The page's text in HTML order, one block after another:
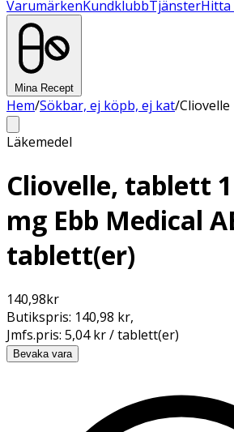
VarumärkenKundklubbTjänster
Mina Recept
Hem/Sökbar, ej köpb, ej kat/Cliovelle
Läkemedel
Cliovelle, tablett
mg Ebb Medical
tablett(er)
140,98kr
Butikspris: 140,98 kr,
Jmfs.pris: 5,04 kr / tablett(er)
Bevaka vara